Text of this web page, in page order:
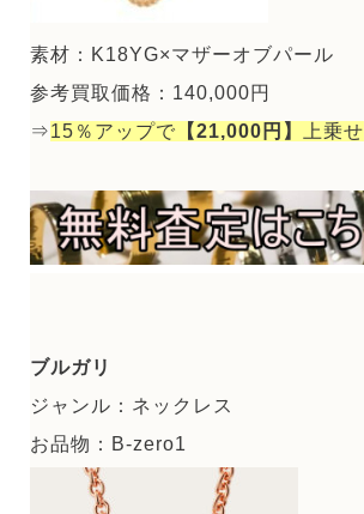
素材：K18YG×マザーオブパール
参考買取価格：140,000円
⇒15％アップで 【21,000円】 上乗せ
ブルガリ
ジャンル：ネックレス
お品物：B-zero1